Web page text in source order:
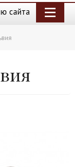
сайта